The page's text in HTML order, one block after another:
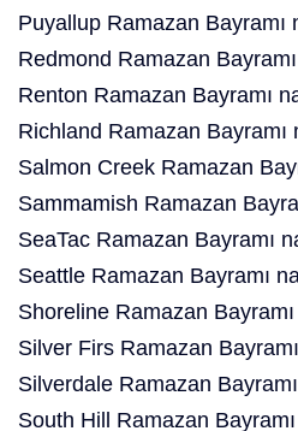
Puyallup Ramazan Bayramı
Redmond Ramazan
Renton Ramazan Bayramı
Richland Ramazan Bayramı
Salmon Creek Ramazan
Sammamish Ramazan
SeaTac Ramazan Bayramı
Seattle Ramazan Bayramı
Shoreline Ramazan
Silver Firs Ramazan
Silverdale Ramazan
South Hill Ramazan